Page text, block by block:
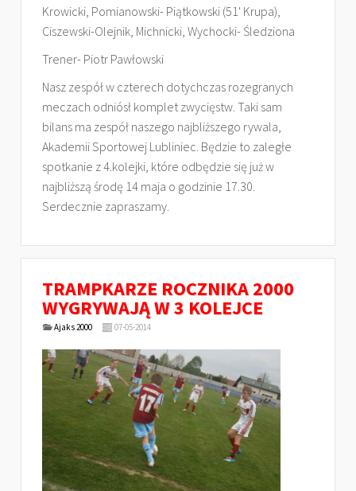
Krowicki, Pomianowski- Piątkowski (51' Krupa),
Ciszewski-Olejnik, Michnicki, Wychocki- Śledziona
Trener- Piotr Pawłowski
Nasz zespół w czterech dotychczas rozegranych
meczach odniósł komplet zwycięstw. Taki sam
bilans ma zespół naszego najbliższego rywala,
Akademii Sportowej Lubliniec. Będzie to zaległe
spotkanie z 4.kolejki, które odbędzie się już w
najbliższą środę 14 maja o godzinie 17.30.
Serdecznie zapraszamy.
TRAMPKARZE ROCZNIKA 2000
WYGRYWAJĄ W 3 KOLEJCE
Ajaks 2000 07-05-2014